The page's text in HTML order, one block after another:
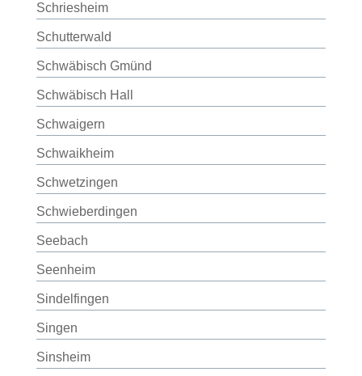
Schriesheim
Schutterwald
Schwäbisch Gmünd
Schwäbisch Hall
Schwaigern
Schwaikheim
Schwetzingen
Schwieberdingen
Seebach
Seenheim
Sindelfingen
Singen
Sinsheim